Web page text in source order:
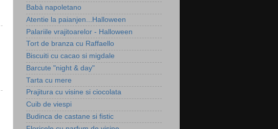
Babà napoletano
Atentie la paianjen...Halloween
Palariile vrajitoarelor - Halloween
Tort de branza cu Raffaello
Biscuiti cu cacao si migdale
Barcute "night & day"
Tarta cu mere
Prajitura cu visine si ciocolata
Cuib de viespi
Budinca de castane si fistic